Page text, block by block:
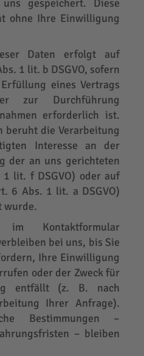
gespeichert. Diese
ohne Ihre Einwilligung
Daten erfolgt auf
1 lit. b DSGVO, sofern
eines Vertrags
zur Durchführung
erforderlich ist.
beruht die Verarbeitung
Interesse an der
der an uns gerichteten
lit. f DSGVO) oder auf
6 Abs. 1 lit. a DSGVO)
wurde.
Kontaktformular
bei uns, bis Sie
Ihre Einwilligung
oder der Zweck für
entfällt (z. B. nach
Ihrer Anfrage).
Bestimmungen –
– bleiben